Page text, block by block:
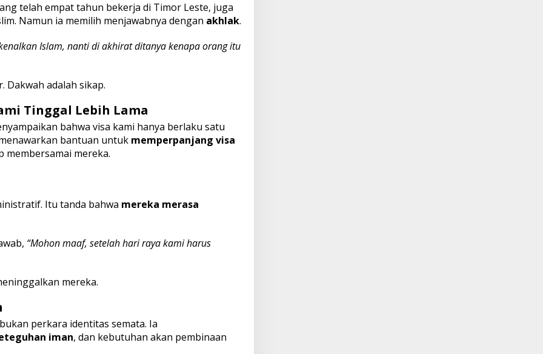
telah empat tahun bekerja di Timor Leste, juga
Namun ia memilih menjawabnya dengan akhlak.
Islam, nanti di akhirat ditanya kenapa orang itu
Dakwah adalah sikap.
Tinggal Lebih Lama
bahwa visa kami hanya berlaku satu
bantuan untuk memperpanjang visa
mereka.
Itu tanda bahwa mereka merasa
“Mohon maaf, setelah hari raya kami harus
mereka.
perkara identitas semata. Ia
iman, dan kebutuhan akan pembinaan